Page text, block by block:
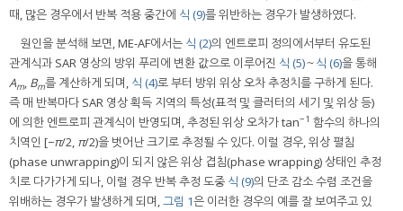
때, 많은 경우에서 반복 적용 중간에 식 (9)를 위반하는 경우가 발생하였다.
원인을 분석해 보면, ME-AF에서는 식 (2)의 엔트로피 정의에서부터 유도된
관계식과 SAR 영상의 방위 푸리에 변환 값으로 이루어진 식 (5)～식 (6)을 통해
Am, Bm를 계산하게 되며, 식 (4)로 부터 방위 위상 오차 추정치를 구하게 된다.
즉 매 반복마다 SAR 영상 획득 지역의 특성(표적 및 클러터의 세기 및 위상 등)
에 의한 엔트로피 관계식이 반영되며, 추정된 위상 오차가 tan−1 함수의 하나의
치역인 [−π/2, π/2)을 벗어난 크기로 추정될 수 있다. 이럴 경우, 위상 펼침
(phase unwrapping)이 되지 않은 위상 겹침(phase wrapping) 상태인 추정
치로 다가가게 되나, 이럴 경우 반복 추정 도중 식 (9)의 단조 감소 수렴 조건을
위배하는 경우가 발생하게 되며,그림 1은 이러한 경우의 예를 잘 보여주고 있